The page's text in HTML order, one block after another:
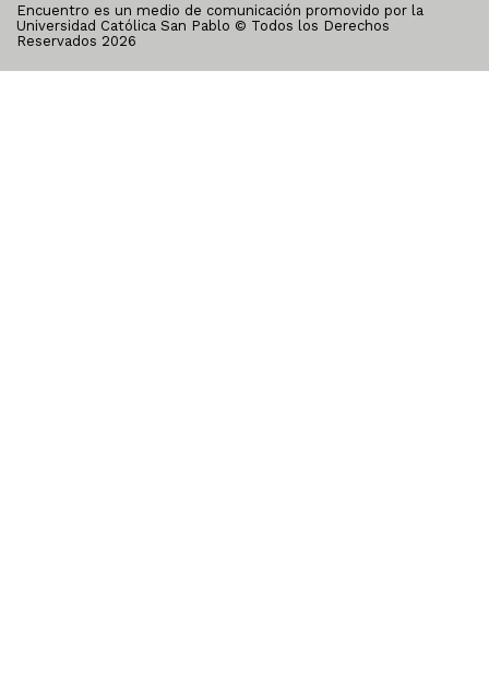
Encuentro es un medio de comunicación promovido por la
Universidad Católica San Pablo © Todos los Derechos
Reservados 2026